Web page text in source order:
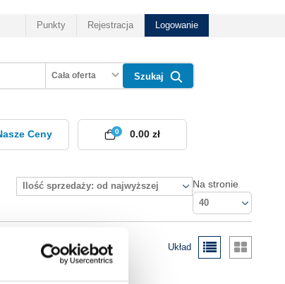
Punkty Rejestracja Logowanie
Cała oferta Szukaj
Ceny 0
0.00 zł
Ilość sprzedaży: od najwyższej Na stronie
40
Układ